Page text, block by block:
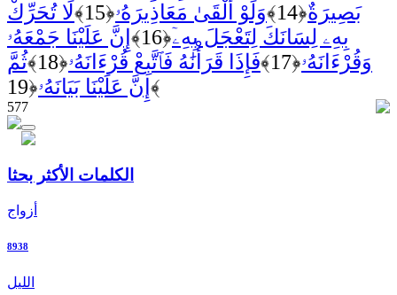
بَصِيرَةٌ﴿14﴾ وَلَوْ أَلْقَىٰ مَعَاذِيرَهُۥ﴿15﴾
لَا تُحَرِّكْ
بِهِۦ لِسَانَكَ لِتَعْجَلَ بِهِۦٓ﴿16﴾
إِنَّ عَلَيْنَا جَمْعَهُۥ
وَقُرْءَانَهُۥ﴿17﴾ فَإِذَا قَرَأْنَٰهُ فَٱتَّبِعْ قُرْءَانَهُۥ﴿18﴾
ثُمَّ
إِنَّ عَلَيْنَا بَيَانَهُۥ ﴿19﴾
577
الكلمات الأكثر بحثا
أزواج
8938
الليل